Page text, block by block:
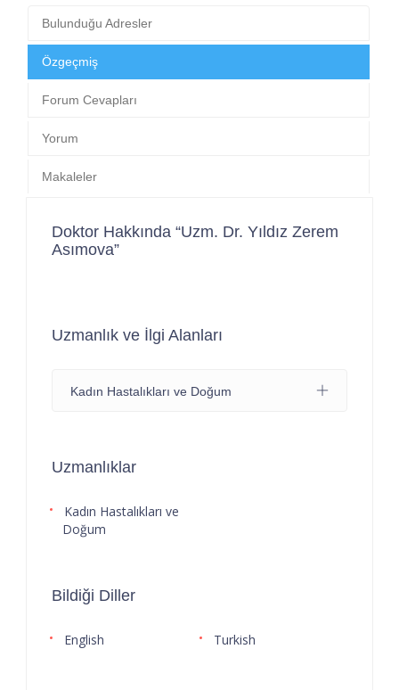
Bulunduğu Adresler
Özgeçmiş
Forum Cevapları
Yorum
Makaleler
Doktor Hakkında “Uzm. Dr. Yıldız Zerem
Asımova”
Uzmanlık ve İlgi Alanları
Kadın Hastalıkları ve Doğum
Uzmanlıklar
Kadın Hastalıkları ve
Doğum
Bildiği Diller
English Turkish